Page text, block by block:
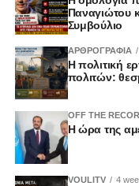
Παναγιώτου
Συμβούλιο
ΑΡΘΡΟΓΡΑΦΙΑ
Η πολιτική
πολιτών:
OFF THE
Η ώρα της
VOULITV 4